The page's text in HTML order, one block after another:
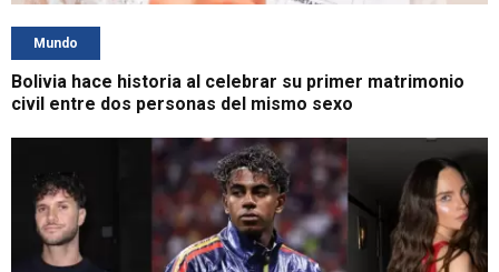
Mundo
Bolivia hace historia al celebrar su primer matrimonio
civil entre dos personas del mismo sexo